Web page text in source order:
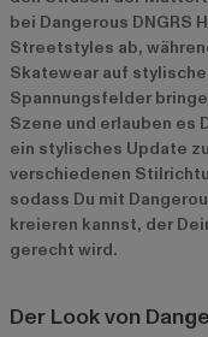
bei Dangerous DNGRS
Streetstyles ab,
Skatewear auf
Spannungsfelder
Szene und erlauben es
ein stylisches Update
verschiedenen
sodass Du mit
kreieren kannst, der
gerecht wird.
Der Look von